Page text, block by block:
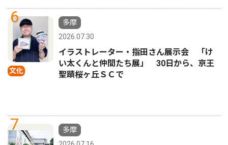
6
文化
多摩
2026.07.30
イラストレーター・指田さん展示会 「け
い太くんと仲間たち展」 30日から、京王
聖蹟桜ヶ丘ＳＣで
7
多摩